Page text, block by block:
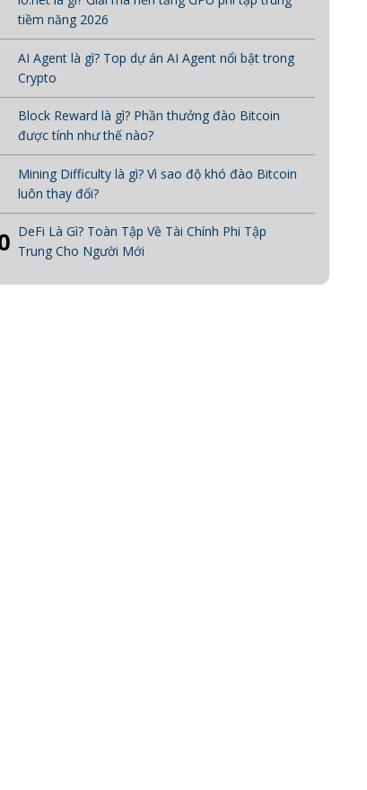
tiềm năng 2026
AI Agent là gì? Top dự án AI Agent nổi bật trong
Crypto
Block Reward là gì? Phần thưởng đào Bitcoin
được tính như thế nào?
Mining Difficulty là gì? Vì sao độ khó đào Bitcoin
luôn thay đổi?
DeFi Là Gì? Toàn Tập Về Tài Chính Phi Tập
Trung Cho Người Mới